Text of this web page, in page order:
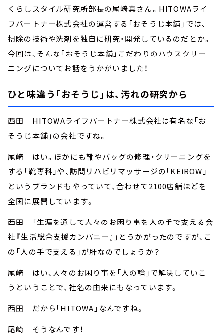
くらしスタイル研究所部長の尾崎真さん。HITOWAライ
フパートナー株式会社の運営する「おそうじ本舗」では、
掃除の技術や洗剤を独自に研究・開発しているのだとか。
今回は、そんな「おそうじ本舗」こだわりのハウスクリー
ニングについてお話をうかがいました！
ひと味違う「おそうじ」は、汚れの研究から
西田 HITOWAライフパートナー株式会社は有名な「お
そうじ本舗」の会社ですね。
尾崎 はい。ほかにも靴やバッグの修理・クリーニングを
する「靴専科」や、訪問リハビリマッサージの「KEiROW」
というブランドもやっていて、合わせて2100店舗ほどを
全国に展開しています。
西田 「生涯を通して人々のお困り事を人の手で支える会
社『生活総合支援カンパニー』」とうかがったのですが、こ
の「人の手で支える」が肝なのでしょうか？
尾崎 はい、人々のお困り事を「人の輪」で解決していこ
うということで、社名の由来にもなっています。
西田 だから「HITOWA」なんですね。
尾崎 そうなんです！